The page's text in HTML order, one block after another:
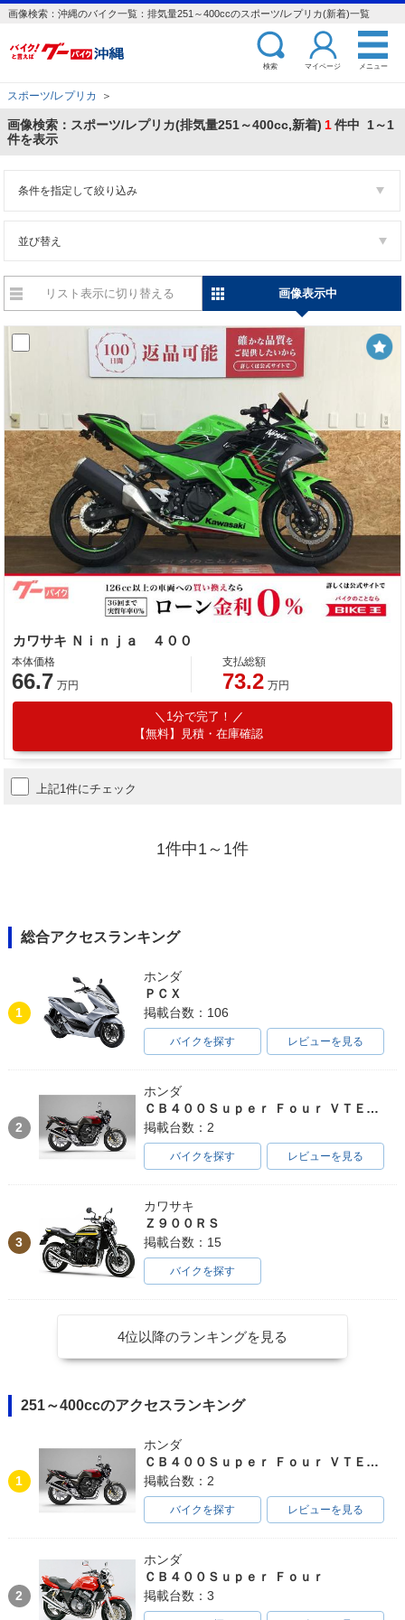
画像検索：沖縄のバイク一覧：排気量251～400ccのスポーツ/レプリカ(新着)一覧
検索 マイページ メニュー
スポーツ/レプリカ ＞
画像検索：スポーツ/レプリカ(排気量251～400cc,新着) 1件中 1～1
件を表示
条件を指定して絞り込み
並び替え
リスト表示に切り替える 画像表示中
カワサキ Ｎｉｎｊａ ４００
本体価格
66.7 万円
支払総額
73.2 万円
1分で完了！
【無料】見積・在庫確認
上記1件にチェック
1件中1～1件
総合アクセスランキング
1
ホンダ
ＰＣＸ
掲載台数：106
バイクを探す レビューを見る
2
ホンダ
ＣＢ４００Ｓｕｐｅｒ Ｆｏｕｒ ＶＴＥＣ ＳＰＥＣ３
掲載台数：2
バイクを探す レビューを見る
3
カワサキ
Ｚ９００ＲＳ
掲載台数：15
バイクを探す
4位以降のランキングを見る
251～400ccのアクセスランキング
1
ホンダ
ＣＢ４００Ｓｕｐｅｒ Ｆｏｕｒ ＶＴＥＣ ＳＰＥＣ３
掲載台数：2
バイクを探す レビューを見る
2
ホンダ
ＣＢ４００Ｓｕｐｅｒ Ｆｏｕｒ
掲載台数：3